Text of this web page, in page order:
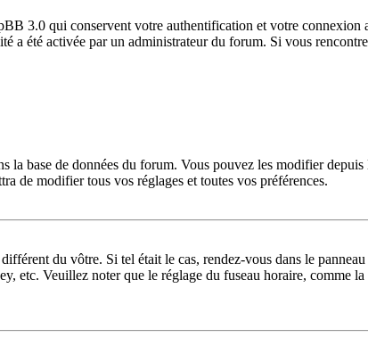
3.0 qui conservent votre authentification et votre connexion
a été activée par un administrateur du forum. Si vous
la base de données du forum. Vous pouvez les modifier
de modifier tous vos réglages et toutes vos préférences.
du vôtre. Si tel était le cas, rendez-vous dans le
etc. Veuillez noter que le réglage du fuseau horaire, comme la